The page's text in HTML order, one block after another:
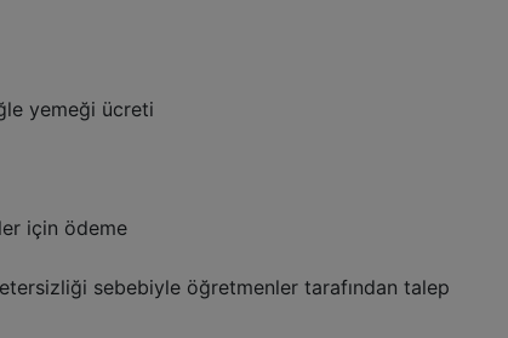
yemeği ücreti
için ödeme
sebebiyle öğretmenler tarafından talep